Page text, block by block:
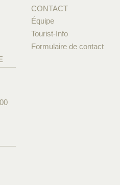
CONTACT
Équipe
Tourist-Info
Formulaire de contact